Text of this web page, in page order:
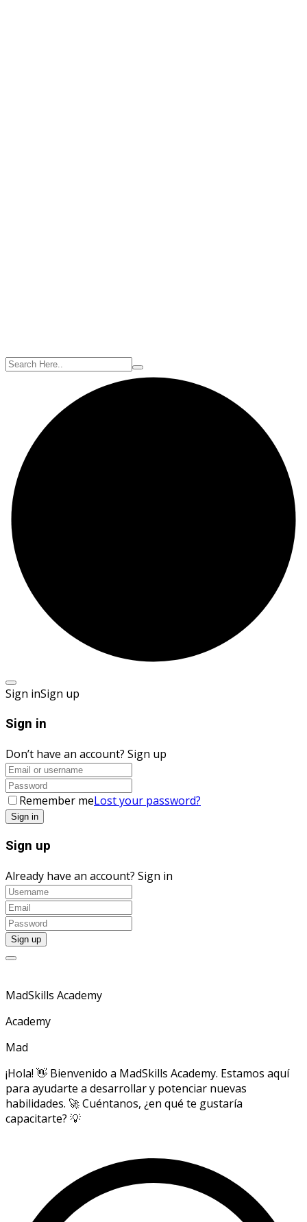
Sign inSign up
Sign in
Don’t have an account? Sign up
Remember meLost your password?
Sign up
Already have an account? Sign in
MadSkills Academy
Academy
Mad
¡Hola! 👋 Bienvenido a MadSkills Academy. Estamos aquí
para ayudarte a desarrollar y potenciar nuevas
habilidades. 🚀 Cuéntanos, ¿en qué te gustaría
capacitarte? 💡